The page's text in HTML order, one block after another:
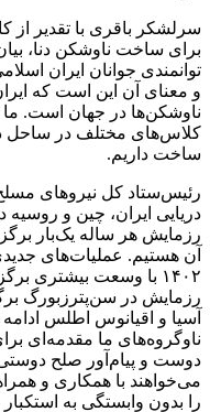
سرلشکر باقری با تقدیر از
برای ساخت ناوشکن دنا،
توانمندی جوانان ایران
و معنای آن این است که
ناوشکن‌ها در جهان است. ما
کلاس‌های مختلف در ساحل
ساخت داریم.
رئیس‌ستاد کل نیروهای
دریایی ایران، چین و
رزمایش هر ساله یک‌بار
آن هستیم. عملیات‌های
۱۴۰۲ با وسعت بیشتری
رزمایش در سن‌پترزبورگ
آسیا و اقیانوس اطلس
ناوگروه‌های ما مقدمه‌ای
دوست و پیام‌آور صلح
می‌خواهند با همکاری و
را بدون وابستگی به